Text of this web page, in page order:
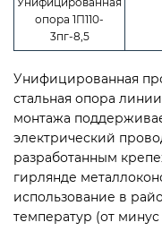
опора 1П110-
3пг-8,5
Унифицированная
стальная опора
монтажа
электрический
разработанным
гирлянде
использование в
температур (от